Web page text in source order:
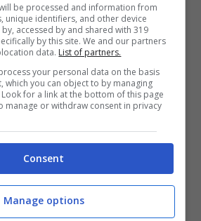
Musica dalla
appuntamento il 10
2026
contributi per
be processed and information from
unique identifiers, and other device
accessed by and shared with 319
by this site. We and our partners
data. List of partners.
your personal data on the basis
which you can object to by managing
for a link at the bottom of this page
manage or withdraw consent in privacy
Consent
Manage options